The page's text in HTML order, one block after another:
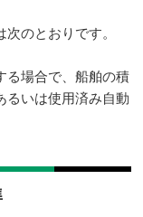
のとおりです。
る場合で、船舶の積
るいは使用済み自動